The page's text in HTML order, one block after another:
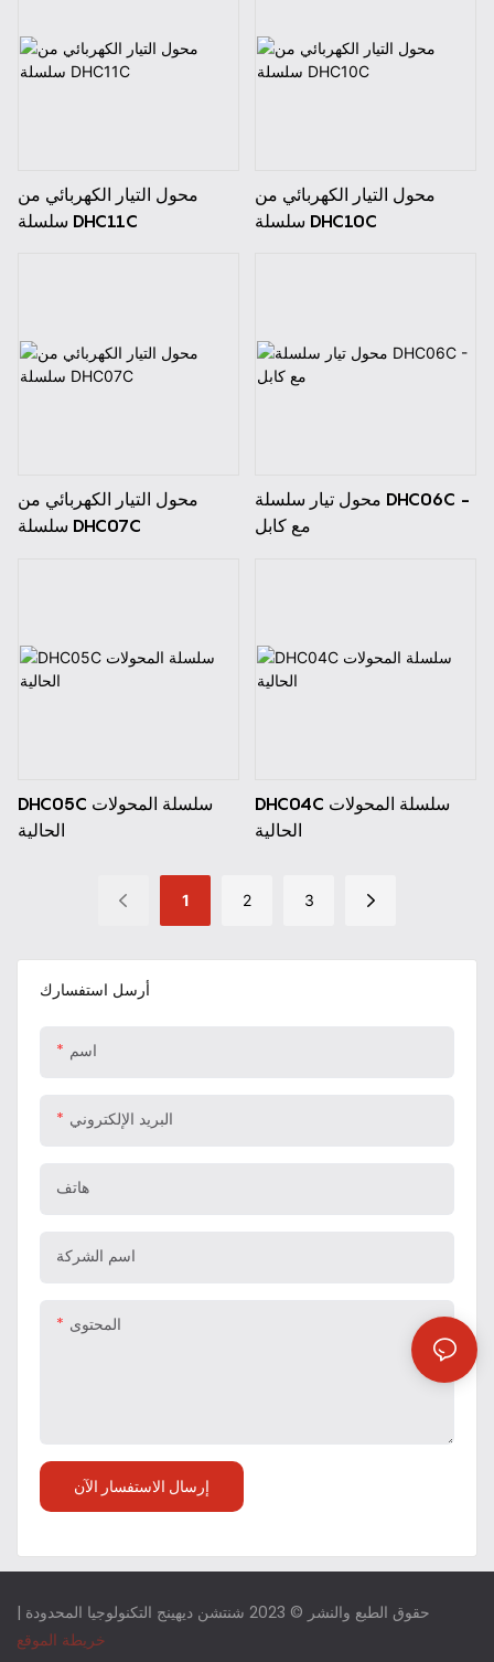
أرسل استفسارك
اسم
البريد الإلكتروني
هاتف
اسم الشركة
المحتوى
إرسال الاستفسار الآن
محول التيار الكهربائي من
سلسلة DHC11C
محول التيار الكهربائي من
سلسلة DHC10C
محول التيار الكهربائي من
سلسلة DHC07C
محول تيار سلسلة DHC06C -
مع كابل
DHC05C سلسلة المحولات
الحالية
DHC04C سلسلة المحولات
الحالية
1 2 3
حقوق الطبع والنشر © 2023 شنتشن ديهينج التكنولوجيا المحدودة |
خريطة الموقع